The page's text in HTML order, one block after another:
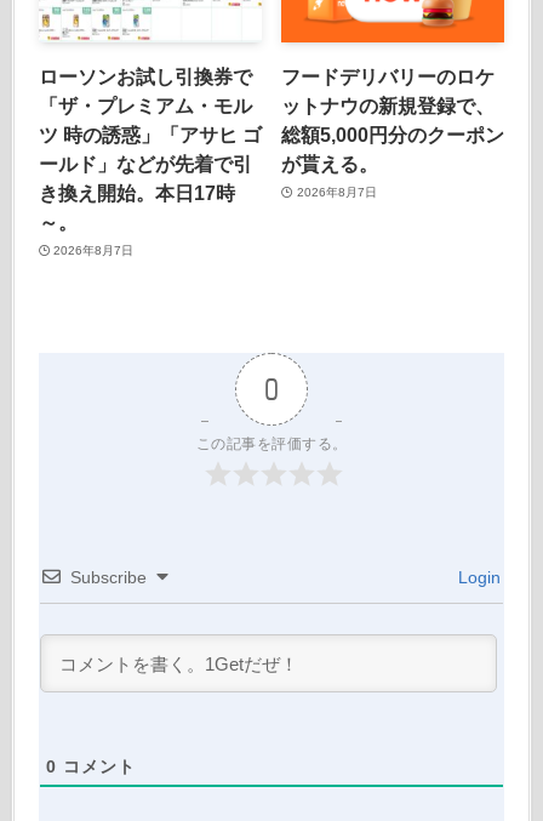
ローソンお試し引換券で
「ザ・プレミアム・モル
ツ 時の誘惑」「アサヒ ゴ
ールド」などが先着で引
き換え開始。本日17時
～。
2026年8月7日
フードデリバリーのロケ
ットナウの新規登録で、
総額5,000円分のクーポン
が貰える。
2026年8月7日
0
この記事を評価する。
Subscribe Login
0 コメント